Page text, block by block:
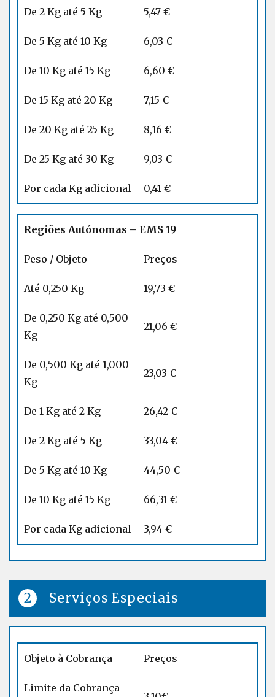
De 2 Kg até 5 Kg 5,47 €
De 5 Kg até 10 Kg 6,03 €
De 10 Kg até 15 Kg 6,60 €
De 15 Kg até 20 Kg 7,15 €
De 20 Kg até 25 Kg 8,16 €
De 25 Kg até 30 Kg 9,03 €
Por cada Kg adicional 0,41 €
Regiões Autónomas – EMS 19
Peso / Objeto Preços
Até 0,250 Kg 19,73 €
De 0,250 Kg até 0,500
Kg
21,06 €
De 0,500 Kg até 1,000
Kg
23,03 €
De 1 Kg até 2 Kg 26,42 €
De 2 Kg até 5 Kg 33,04 €
De 5 Kg até 10 Kg 44,50 €
De 10 Kg até 15 Kg 66,31 €
Por cada Kg adicional 3,94 €
Serviços Especiais
Objeto à Cobrança Preços
Limite da Cobrança